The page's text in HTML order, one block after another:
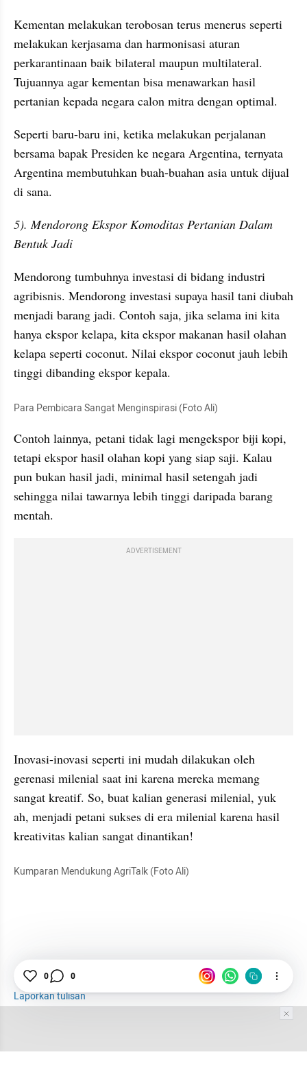
Kementan melakukan terobosan terus menerus seperti
melakukan kerjasama dan harmonisasi aturan
perkarantinaan baik bilateral maupun multilateral.
Tujuannya agar kementan bisa menawarkan hasil
pertanian kepada negara calon mitra dengan optimal.
Seperti baru-baru ini, ketika melakukan perjalanan
bersama bapak Presiden ke negara Argentina, ternyata
Argentina membutuhkan buah-buahan asia untuk dijual
di sana.
5). Mendorong Ekspor Komoditas Pertanian Dalam
Bentuk Jadi
Mendorong tumbuhnya investasi di bidang industri
agribisnis. Mendorong investasi supaya hasil tani diubah
menjadi barang jadi. Contoh saja, jika selama ini kita
hanya ekspor kelapa, kita ekspor makanan hasil olahan
kelapa seperti coconut. Nilai ekspor coconut jauh lebih
tinggi dibanding ekspor kepala.
Para Pembicara Sangat Menginspirasi (Foto Ali)
Contoh lainnya, petani tidak lagi mengekspor biji kopi,
tetapi ekspor hasil olahan kopi yang siap saji. Kalau
pun bukan hasil jadi, minimal hasil setengah jadi
sehingga nilai tawarnya lebih tinggi daripada barang
mentah.
ADVERTISEMENT
Inovasi-inovasi seperti ini mudah dilakukan oleh
gerenasi milenial saat ini karena mereka memang
sangat kreatif. So, buat kalian generasi milenial, yuk
ah, menjadi petani sukses di era milenial karena hasil
kreativitas kalian sangat dinantikan!
Kumparan Mendukung AgriTalk (Foto Ali)
Pertanian
Laporkan tulisan
0 0